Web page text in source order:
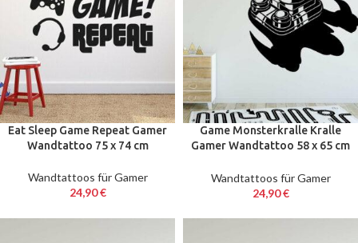
Eat Sleep Game Repeat Gamer
Wandtattoo 75 x 74 cm
Wandtattoos für Gamer
24,90€
Game Monsterkralle Kralle
Gamer Wandtattoo 58 x 65 cm
Wandtattoos für Gamer
24,90€